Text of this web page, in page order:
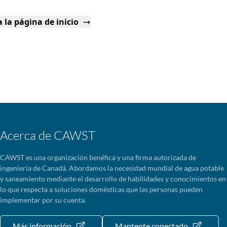
la página de inicio
Acerca de CAWST
CAWST es una organización benéfica y una firma autorizada de
ingeniería de Canadá. Abordamos la necesidad mundial de agua potable
y saneamiento mediante el desarrollo de habilidades y conocimientos en
lo que respecta a soluciones domésticas que las personas pueden
implementar por su cuenta.